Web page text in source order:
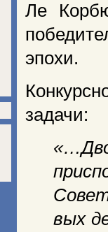
Ле
эпохи.
задачи:
вых